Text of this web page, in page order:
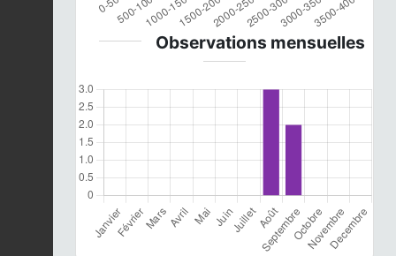
Observations mensuelles